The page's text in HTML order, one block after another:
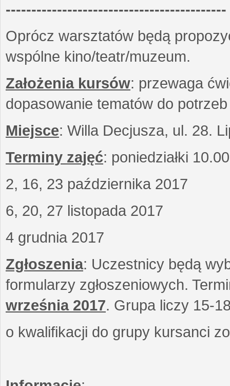
-------------------------------------------
Oprócz warsztatów będą
wspólne kino/teatr/muzeum.
Założenia kursów: przewaga
dopasowanie tematów do
Miejsce: Willa Decjusza, ul. 28.
Terminy zajęć: poniedziałki
2, 16, 23 października 2017
6, 20, 27 listopada 2017
4 grudnia 2017
Zgłoszenia: Uczestnicy będą
formularzy zgłoszeniowych.
września 2017. Grupa liczy 15-
o kwalifikacji do grupy kursanci